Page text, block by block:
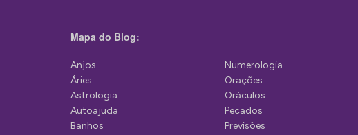
ç
o
d
e
Mapa do Blog:
Anjos
Áries
Astrologia
Autoajuda
Banhos
Numerologia
Orações
Oráculos
Pecados
Previsões